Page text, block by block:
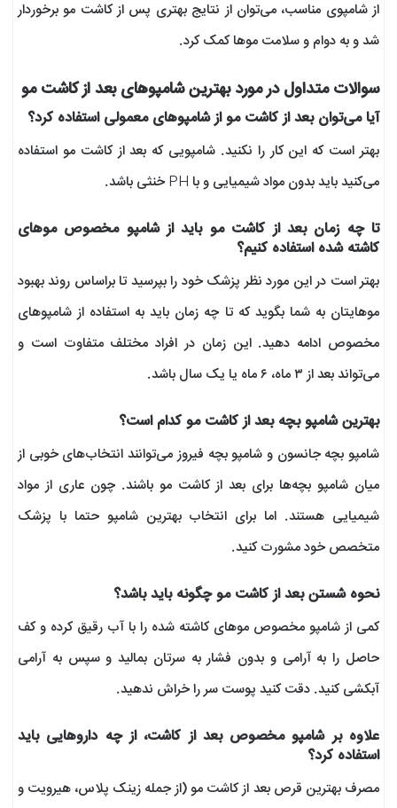
از شامپوی مناسب، می‌توان از نتایج بهتری پس از کاشت مو برخوردار
شد و به دوام و سلامت موها کمک کرد.
سوالات متداول در مورد بهترین شامپوهای بعد از کاشت مو
آیا می‌توان بعد از کاشت مو از شامپوهای معمولی استفاده کرد؟
بهتر است که این کار را نکنید. شامپویی که بعد از کاشت مو استفاده
می‌کنید باید بدون مواد شیمیایی و با PH خنثی باشد.
تا چه زمان بعد از کاشت مو باید از شامپو مخصوص موهای
کاشته شده استفاده کنیم؟
بهتر است در این مورد نظر پزشک خود را بپرسید تا براساس روند بهبود
موهایتان به شما بگوید که تا چه زمان باید به استفاده از شامپوهای
مخصوص ادامه دهید. این زمان در افراد مختلف متفاوت است و
می‌تواند بعد از ۳ ماه، ۶ ماه یا یک سال باشد.
بهترین شامپو بچه بعد از کاشت مو کدام است؟
شامپو بچه جانسون و شامپو بچه فیروز می‌توانند انتخاب‌های خوبی از
میان شامپو بچه‌‌ها برای بعد از کاشت مو باشند. چون عاری از مواد
شیمیایی هستند. اما برای انتخاب بهترین شامپو حتما با پزشک
متخصص خود مشورت کنید.
نحوه شستن بعد از کاشت مو چگونه باید باشد؟
کمی از شامپو مخصوص موهای کاشته شده را با آب رقیق کرده و کف
حاصل را به آرامی و بدون فشار به سرتان بمالید و سپس به آرامی
آبکشی کنید. دقت کنید پوست سر را خراش ندهید.
علاوه بر شامپو مخصوص بعد از کاشت، از چه داروهایی باید
استفاده کرد؟
مصرف بهترین قرص بعد از کاشت مو (از جمله زینک پلاس، هیرویت و